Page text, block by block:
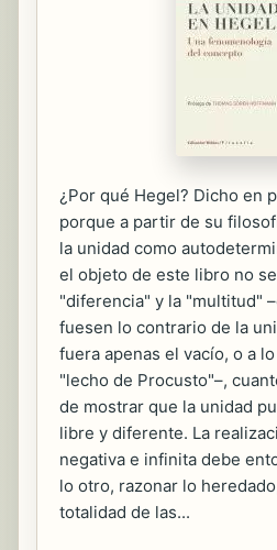
¿Por qué Hegel? Dicho en
porque a partir de su
la unidad como
el objeto de este libro no
"diferencia" y la "multitud"
fuesen lo contrario de la
fuera apenas el vacío, o a
"lecho de Procusto"–,
de mostrar que la unidad
libre y diferente. La
negativa e infinita debe
lo otro, razonar lo
totalidad de las...